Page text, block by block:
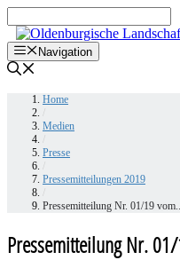
Inhalt
springenNavigation
Home
Medien
Presse
Pressemitteilungen 2019
Pressemitteilung Nr. 01/19
Pressemitteilung Nr.